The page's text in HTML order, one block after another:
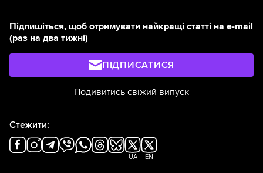
Підпишіться, щоб отримувати найкращі статті на e-mail
(раз на два тижні)
ПІДПИСАТИСЯ
Подивитись свіжий випуск
Стежити:
UA EN